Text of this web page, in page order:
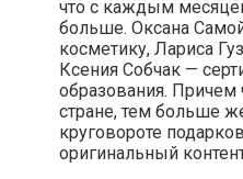
что с каждым
больше. Оксана
косметику, Лариса
Ксения Собчак —
образования.
стране, тем больше
круговороте
оригинальный